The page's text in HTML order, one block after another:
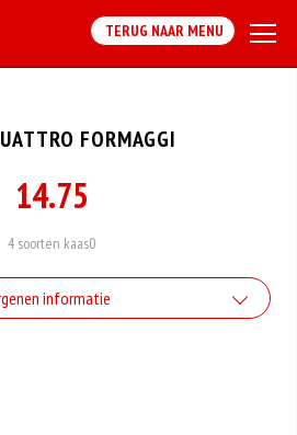
TERUG NAAR MENU
FORMAGGI
14.75
4 soorten kaas0
informatie